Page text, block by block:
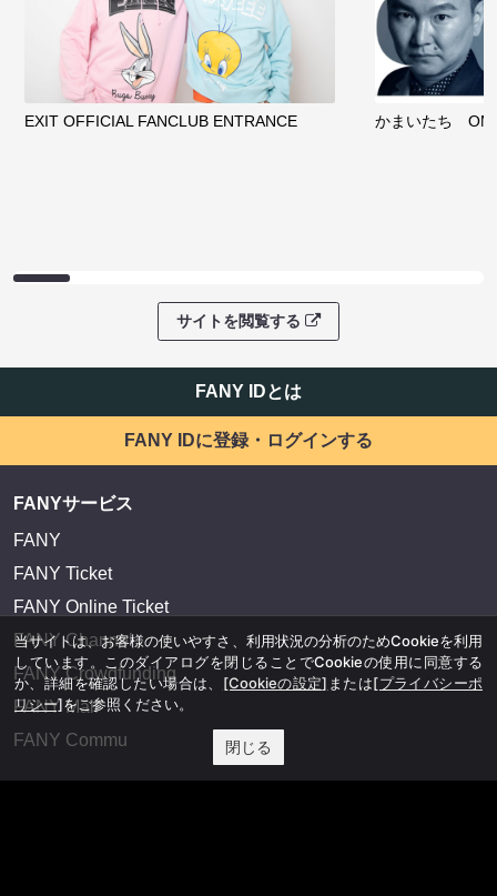
EXIT OFFICIAL FANCLUB ENTRANCE かまいたち
サイトを閲覧する
FANY IDとは
FANY IDに登録・ログインする
FANYサービス
FANY
FANY Ticket
FANY Online Ticket
FANY Channel
FANY Crowdfunding
FANY Mall
FANY Commu
当サイトは、お客様の使いやすさ、利用状況の分析のためCookieを利用
しています。このダイアログを閉じることでCookieの使用に同意する
か、詳細を確認したい場合は、 [Cookieの設定] または[プライバシーポ
リシー]をご参照ください。
閉じる